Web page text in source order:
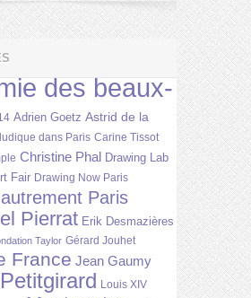
des beaux-
Adrien Goetz Astrid de la
dans Paris Carine Tissot
Christine Phal Drawing Lab
Fair Drawing Now Paris
Paris
Pierrat Erik Desmazières
Taylor Gérard Jouhet
France Jean Gaumy
Louis XIV